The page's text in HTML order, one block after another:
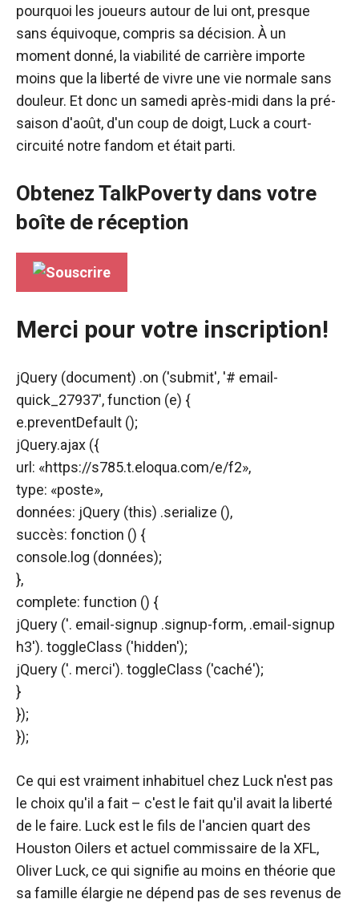
pourquoi les joueurs autour de lui ont, presque
sans équivoque, compris sa décision. À un
moment donné, la viabilité de carrière importe
moins que la liberté de vivre une vie normale sans
douleur. Et donc un samedi après-midi dans la pré-
saison d'août, d'un coup de doigt, Luck a court-
circuité notre fandom et était parti.
Obtenez TalkPoverty dans votre
boîte de réception
Merci pour votre inscription!
jQuery (document) .on ('submit', '# email-
quick_27937', function (e) {
e.preventDefault ();
jQuery.ajax ({
url: «https://s785.t.eloqua.com/e/f2»,
type: «poste»,
données: jQuery (this) .serialize (),
succès: fonction () {
console.log (données);
},
complete: function () {
jQuery ('. email-signup .signup-form, .email-signup
h3'). toggleClass ('hidden');
jQuery ('. merci'). toggleClass ('caché');
}
});
});
Ce qui est vraiment inhabituel chez Luck n'est pas
le choix qu'il a fait – c'est le fait qu'il avait la liberté
de le faire. Luck est le fils de l'ancien quart des
Houston Oilers et actuel commissaire de la XFL,
Oliver Luck, ce qui signifie au moins en théorie que
sa famille élargie ne dépend pas de ses revenus de